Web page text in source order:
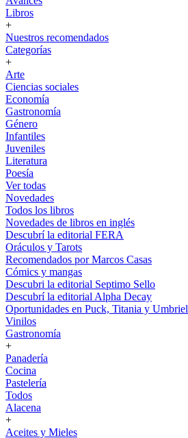
Libros
+
Nuestros recomendados
Categorías
+
Arte
Ciencias sociales
Economía
Gastronomía
Género
Infantiles
Juveniles
Literatura
Poesía
Ver todas
Novedades
Todos los libros
Novedades de libros en inglés
Descubrí la editorial FERA
Oráculos y Tarots
Recomendados por Marcos Casas
Cómics y mangas
Descubri la editorial Septimo Sello
Descubrí la editorial Alpha Decay
Oportunidades en Puck, Titania y Umbriel
Vinilos
Gastronomía
+
Panadería
Cocina
Pastelería
Todos
Alacena
+
Aceites y Mieles